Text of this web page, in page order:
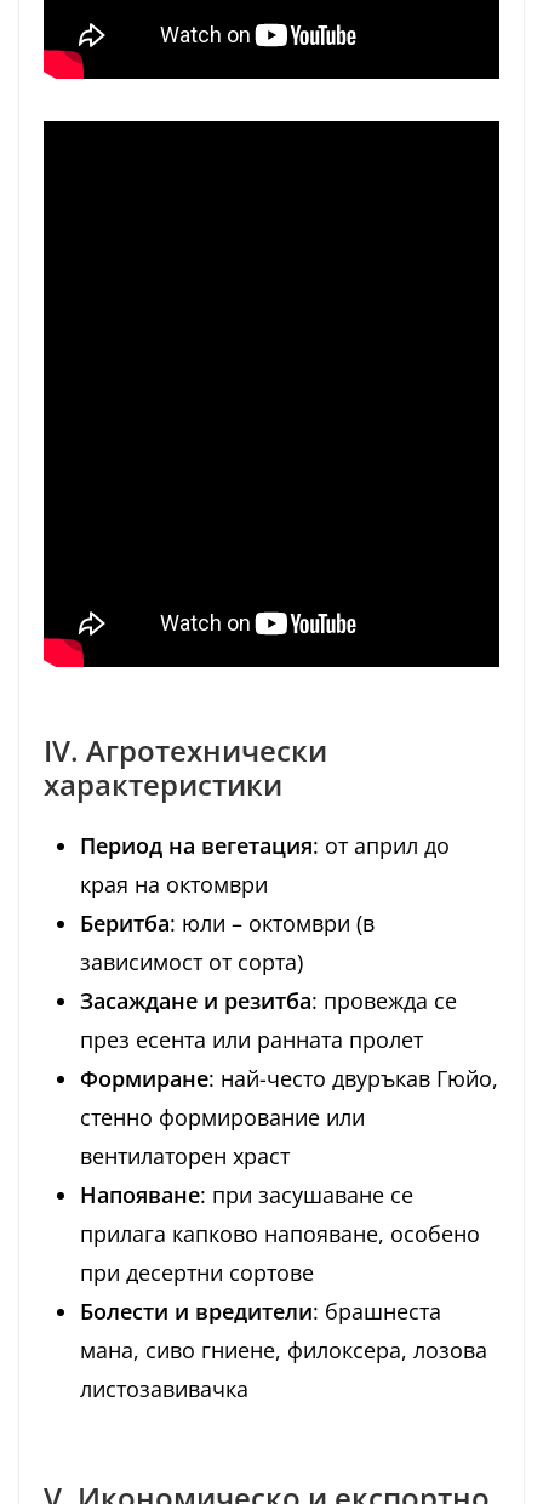
IV. Агротехнически
характеристики
Период на вегетация: от април до
края на октомври
Беритба: юли – октомври (в
зависимост от сорта)
Засаждане и резитба: провежда се
през есента или ранната пролет
Формиране: най-често двуръкав Гюйо,
стенно формирование или
вентилаторен храст
Напояване: при засушаване се
прилага капково напояване, особено
при десертни сортове
Болести и вредители: брашнеста
мана, сиво гниене, филоксера, лозова
листозавивачка